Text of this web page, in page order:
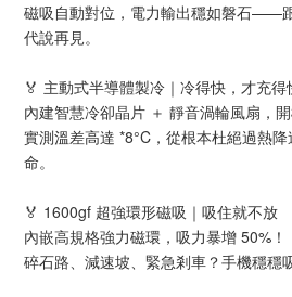
磁吸自動對位，電力輸出穩如磐石——
代說再見。
🏅 主動式半導體製冷｜冷得快，才充得
內建智慧冷卻晶片 ＋ 靜音渦輪風扇，開
實測溫差高達 *8°C，從根本杜絕過熱
命。
🏅 1600gf 超強環形磁吸｜吸住就不放
內嵌高規格強力磁環，吸力暴增 50%！
碎石路、減速坡、緊急剎車？手機穩穩